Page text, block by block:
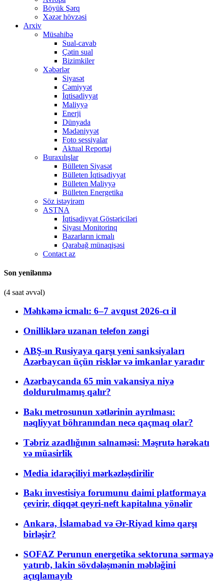
Böyük Şərq
Xəzər hövzəsi
Arxiv
Müsahibə
Sual-cavab
Çətin sual
Bizimkiler
Xəbərlər
Siyasət
Cəmiyyət
İqtisadiyyat
Maliyyə
Enerji
Dünyada
Mədəniyyət
Foto sessiyalar
Aktual Reportaj
Buraxılışlar
Bülleten Siyasət
Bülleten İqtisadiyyat
Bülleten Maliyyə
Bülleten Energetika
Söz istəyirəm
ASTNA
İqtisadiyyat Göstəriciləri
Siyası Monitorinq
Bazarların icmalı
Qarabağ münaqişəsi
Contact az
Son yenilənmə
(4 saat əvvəl)
Məhkəmə icmalı: 6–7 avqust 2026-cı il
Onilliklərə uzanan telefon zəngi
ABŞ-ın Rusiyaya qarşı yeni sanksiyaları
Azərbaycan üçün risklər və imkanlar yaradır
Azərbaycanda 65 min vakansiya niyə
doldurulmamış qalır?
Bakı metrosunun xətlərinin ayrılması:
nəqliyyat böhranından necə qaçmaq olar?
Təbriz azadlığının salnaməsi: Məşrutə hərəkatı
və müasirlik
Media idarəçiliyi mərkəzləşdirilir
Bakı investisiya forumunu daimi platformaya
çevirir, diqqət qeyri-neft kapitalına yönəlir
Ankara, İslamabad və Ər-Riyad kimə qarşı
birləşir?
SOFAZ Perunun energetika sektoruna sərmayə
yatırıb, lakin sövdələşmənin məbləğini
açıqlamayıb